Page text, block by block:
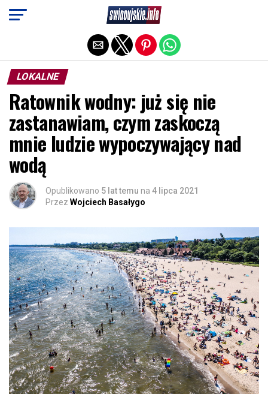
LOKALNE
Ratownik wodny: już się nie
zastanawiam, czym zaskoczą
mnie ludzie wypoczywający nad
wodą
Opublikowano 5 lat temu na 4 lipca 2021
Przez Wojciech Basałygo
Exit mobile version